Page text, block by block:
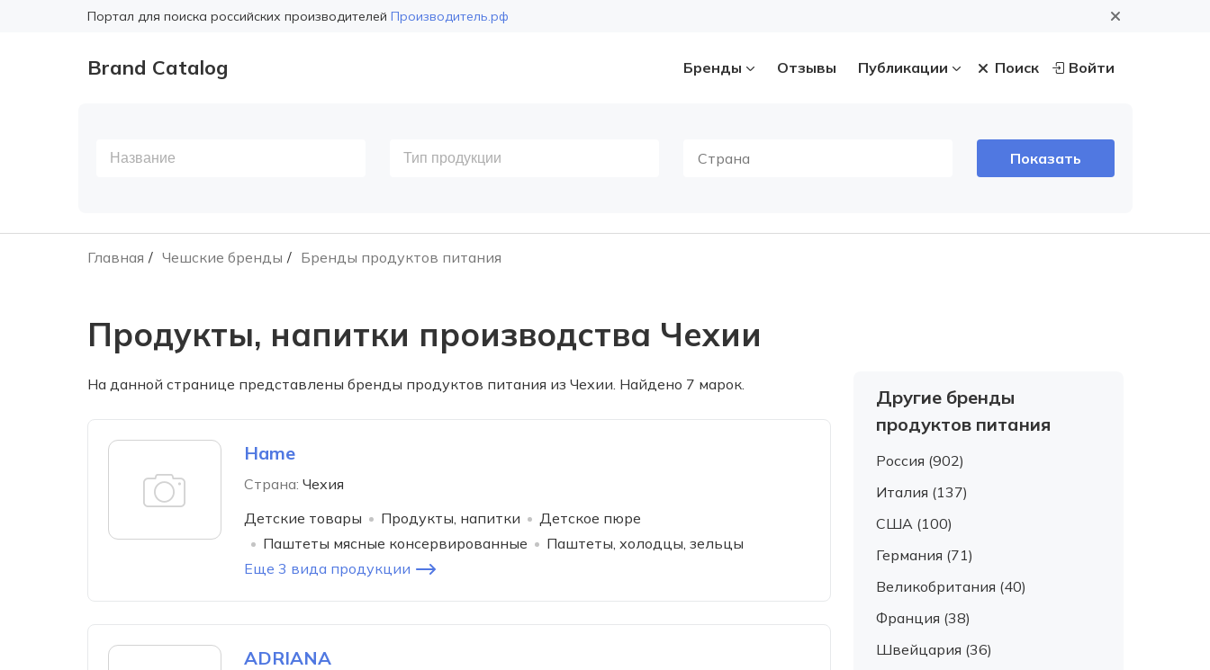
Портал для поиска российских производителей Производитель.рф
Brand Catalog Бренды Отзывы Публикации Поиск Войти
Страна
Главная Чешские бренды Бренды продуктов питания
Продукты, напитки производства Чехии
На данной странице представлены бренды продуктов питания из Чехии. Найдено 7 марок.
Hame
Страна: Чехия
Детские товары
Продукты, напитки
Детское пюре
Паштеты мясные консервированные
Паштеты, холодцы, зельцы
Еще 3 вида продукции
ADRIANA
Другие бренды
продуктов питания
Россия (902)
Италия (137)
США (100)
Германия (71)
Великобритания (40)
Франция (38)
Швейцария (36)